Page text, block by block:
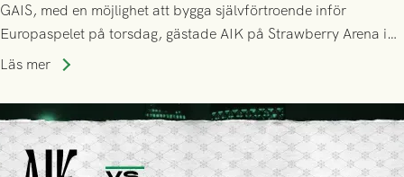
GAIS, med en möjlighet att bygga självförtroende inför
Europaspelet på torsdag, gästade AIK på Strawberry Arena i
Stockholm . Men trots konstant hotande i första halvlek av
lyckades få in 2-0.
Läs mer